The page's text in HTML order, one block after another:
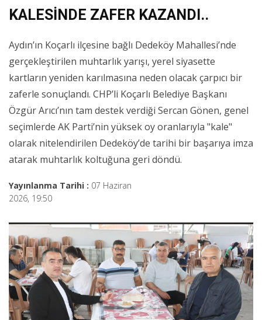
KALESİNDE ZAFER KAZANDI..
Aydın’ın Koçarlı ilçesine bağlı Dedeköy Mahallesi’nde
gerçekleştirilen muhtarlık yarışı, yerel siyasette
kartların yeniden karılmasına neden olacak çarpıcı bir
zaferle sonuçlandı. CHP’li Koçarlı Belediye Başkanı
Özgür Arıcı’nın tam destek verdiği Sercan Gönen, genel
seçimlerde AK Parti’nin yüksek oy oranlarıyla "kale"
olarak nitelendirilen Dedeköy’de tarihi bir başarıya imza
atarak muhtarlık koltuğuna geri döndü.
Yayınlanma Tarihi : 07 Haziran
2026, 19:50